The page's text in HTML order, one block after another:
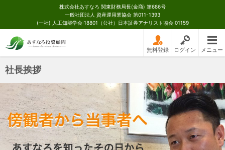
株式会社あすなろ 関東財務局長(金商) 第686号
一般社団法人 資産運用業協会 第011-1393
(一社) 人工知能学会:18801（公社）日本証券アナリスト協会:01159
無料登録 ログイン メニュー
社長挨拶